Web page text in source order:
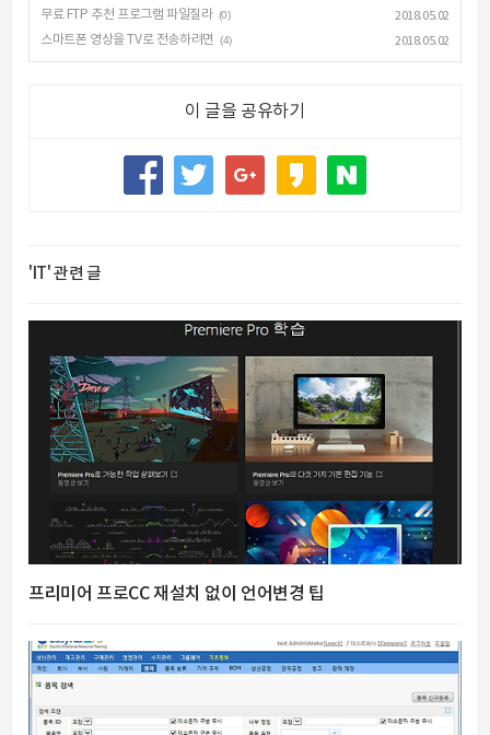
무료 FTP 추천 프로그램 파일질라 (0)
2018.05.02
스마트폰 영상을 TV로 전송하려면
(4) 2018.05.02
이 글을 공유하기
'IT' 관련 글
프리미어 프로CC 재설치 없이 언어변경 팁